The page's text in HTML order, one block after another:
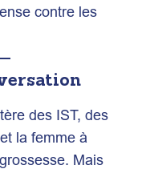
contre les
des IST, des
la femme à
Mais